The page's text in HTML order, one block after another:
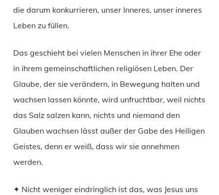
die darum konkurrieren, unser Inneres, unser inneres
Leben zu füllen.
Das geschieht bei vielen Menschen in ihrer Ehe oder
in ihrem gemeinschaftlichen religiösen Leben. Der
Glaube, der sie verändern, in Bewegung halten und
wachsen lassen könnte, wird unfruchtbar, weil nichts
das Salz salzen kann, nichts und niemand den
Glauben wachsen lässt außer der Gabe des Heiligen
Geistes, denn er weiß, dass wir sie annehmen
werden.
✦ Nicht weniger eindringlich ist das, was Jesus uns